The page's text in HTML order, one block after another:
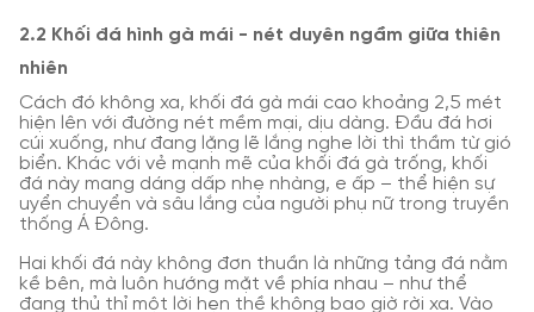
2.2 Khối đá hình gà mái - nét duyên ngầm giữa thiên
nhiên
Cách đó không xa, khối đá gà mái cao khoảng 2,5 mét
hiện lên với đường nét mềm mại, dịu dàng. Đầu đá hơi
cúi xuống, như đang lặng lẽ lắng nghe lời thì thầm từ gió
biển. Khác với vẻ mạnh mẽ của khối đá gà trống, khối
đá này mang dáng dấp nhẹ nhàng, e ấp – thể hiện sự
uyển chuyển và sâu lắng của người phụ nữ trong truyền
thống Á Đông.
Hai khối đá này không đơn thuần là những tảng đá nằm
kề bên, mà luôn hướng mặt về phía nhau – như thể
đang thủ thỉ một lời hẹn thề không bao giờ rời xa. Vào